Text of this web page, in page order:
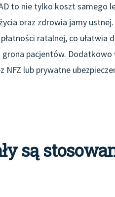
to nie tylko koszt samego
oraz zdrowia jamy
ratalnej, co ułatwia
pacjentów.
NFZ lub prywatne
są